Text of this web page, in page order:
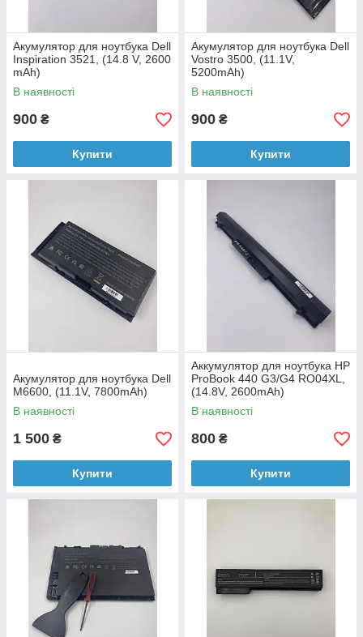
Акумулятор для ноутбука Dell
Inspiration 3521, (14.8 V, 2600
mAh)
В наявності
900 ₴
Купити
Акумулятор для ноутбука Dell
Vostro 3500, (11.1V,
5200mAh)
В наявності
900 ₴
Купити
Акумулятор для ноутбука Dell
M6600, (11.1V, 7800mAh)
В наявності
1 500 ₴
Купити
Аккумулятор для ноутбука HP
ProBook 440 G3/G4 RO04XL,
(14.8V, 2600mAh)
В наявності
800 ₴
Купити